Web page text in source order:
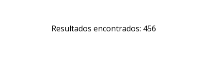
Resultados encontrados: 456